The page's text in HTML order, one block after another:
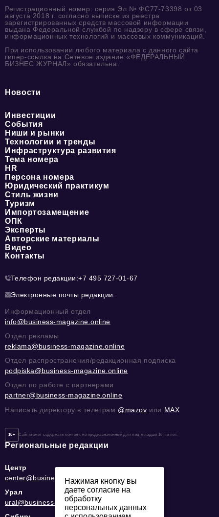
Регистрационный номер: серия Эл № ФС77-73398 от 03
августа 2018 г. согласно выписке из реестра
зарегистрированных средств массовой информации
выдана Федеральной службой по надзору в сфере связи,
информационных технологий и массовых коммуникаций.
При использовании любого материала с данного сайта
гипер-ссылка на Сетевое издание «ФЕДЕРАЛЬНЫЙ
БИЗНЕС ЖУРНАЛ» обязательна.
Новости
Инвестиции
События
Ниши и рынки
Технологии и тренды
Инфраструктура развития
Тема номера
HR
Персона номера
Юридический практикум
Стиль жизни
Туризм
Импортозамещение
ОПК
Эксперты
Авторские материалы
Видео
Контакты
Телефон редакции:+7 495 727-01-67
Электронные почты редакции:
Информационный отдел
info@business-magazine.online
Отдел рекламы
reklama@business-magazine.online
Отдел распространения/редакционная подписка
podpiska@business-magazine.online
Отдел по работе с партнерами
partner@business-magazine.online
Написать директору в телеграм @mazov или MAX
16+ Сайт может содержать контент, не предназначенный для лиц младше 16-ти лет.
Региональные редакции
Центр
center@business-magazine.online
Урал
ural@business-magazine.online
Нажимая кнопку вы
даете согласие на
обработку
персональных данных